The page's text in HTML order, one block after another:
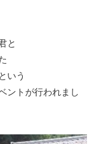
と
いう
ントが行われまし